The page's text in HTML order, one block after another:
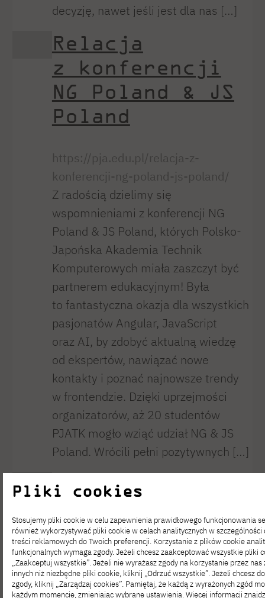
decyzję, nawet jeśli jest dla nas […]
Relacja
z konferencji
NG Poland & JS
Poland
https://pja.edu.pl/relacja-z-
konferencji-ng-poland-js-poland/
Z radością dzielimy się
wspomnieniami z konferencji NG
Poland & JS Poland, których Polsko-
Japońska Akademia Technik
Komputerowych miała zaszczyt być
partnerem edukacyjnym! Była
to fantastyczna okazja dla wszystkich
pasjonatów Angular, JavaScript
oraz AI, by zdobyć aktualną wiedzę
od ekspertów, nawiązać nowe
kontakty i poznać najnowsze trendy
w frontendzie. Dzięki uprzejmości
organizatorów, aż 20 studentów
PJATK mogło wziąć udział NG & JS
Poland. Wrócili pełni pozytywnych […]
Dr Jakub
wykładowca
PJATK,
w podcaście
Pliki cookies
Stosujemy pliki cookie w celu zapewnienia prawidłowego funkcjonowania
również wykorzystywać pliki cookie w celach analitycznych w szczególności
treści reklamowych do Twoich preferencji. Korzystanie z plików cookie
funkcjonalnych wymaga zgody. Jeżeli chcesz zaakceptować wszystkie pliki
„Zaakceptuj wszystkie”. Jeżeli nie wyrażasz zgody na korzystanie przez
innych niż niezbędne pliki cookie, kliknij „Odrzuć wszystkie”. Jeżeli chcesz
zgody, kliknij „Zarządzaj cookies”. Pamiętaj, że każdą z wyrażonych zgód
każdym momencie, zmieniając wybrane ustawienia. Więcej informacji